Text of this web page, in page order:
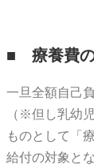
■ 療養費の
一旦全額自己
（※但し乳幼
ものとして「
給付の対象と